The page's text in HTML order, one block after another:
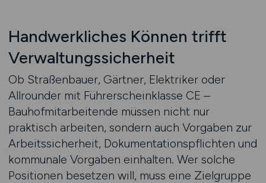
Handwerkliches Können trifft
Verwaltungssicherheit
Ob Straßenbauer, Gärtner, Elektriker oder
Allrounder mit Führerscheinklasse CE –
Bauhofmitarbeitende müssen nicht nur
praktisch arbeiten, sondern auch Vorgaben zur
Arbeitssicherheit, Dokumentationspflichten und
kommunale Vorgaben einhalten. Wer solche
Positionen besetzen will, muss eine Zielgruppe